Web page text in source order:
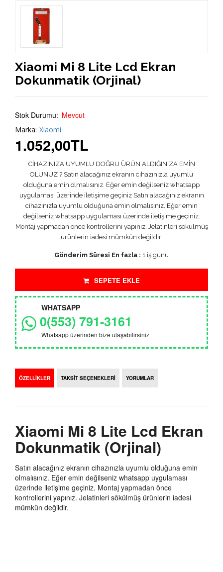
Xiaomi Mi 8 Lite Lcd Ekran
Dokunmatik (Orjinal)
Stok Durumu: Mevcut
Marka: Xiaomi
1.052,00TL
CİHAZINIZA UYUMLU DOĞRU ÜRÜN ALDIĞINIZA EMİN
OLUNUZ ? Satın alacağınız ekranın cihazınızla uyumlu
olduğuna emin olmalısınız. Eğer emin değilseniz whatsapp
uygulaması üzerinde iletişime geçiniz Satın alacağınız ekranın
cihazınızla uyumlu olduğuna emin olmalısınız. Eğer emin
değilseniz whatsapp uygulaması üzerinde iletişime geçiniz.
Montaj yapmadan önce kontrollerini yapınız. Jelatinleri sökülmüş
ürünlerin iadesi mümkün değildir.
Gönderim Süresi En fazla : 1 iş günü
SEPETE EKLE
WHATSAPP
0(553) 791-3161
Whatsapp üzerinden bize ulaşabilirsiniz
ÖZELLİKLER TAKSİT SEÇENEKLERİ YORUMLAR
Xiaomi Mi 8 Lite Lcd Ekran
Dokunmatik (Orjinal)
Satın alacağınız ekranın cihazınızla uyumlu olduğuna emin
olmalısınız. Eğer emin değilseniz whatsapp uygulaması
üzerinde iletişime geçiniz. Montaj yapmadan önce
kontrollerini yapınız. Jelatinleri sökülmüş ürünlerin iadesi
mümkün değildir.